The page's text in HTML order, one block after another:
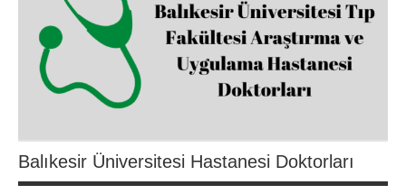
Balıkesir Üniversitesi Hastanesi Doktorları